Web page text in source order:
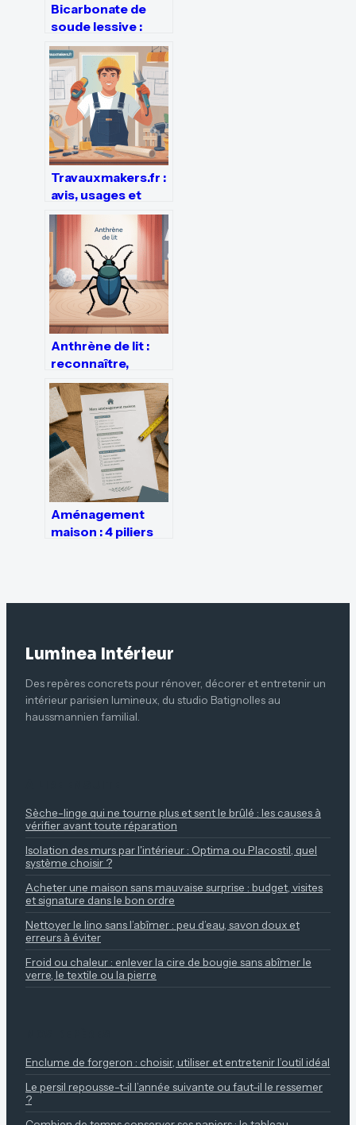
Bicarbonate de
soude lessive :
usages, dosages
et erreurs à éviter
Travauxmakers.fr :
avis, usages et
alternatives pour
réussir vos
travaux
Anthrène de lit :
reconnaître,
traiter et éviter les
confusions
Aménagement
maison : 4 piliers
équipements
Luminea Intérieur
Des repères concrets pour rénover, décorer et entretenir un
intérieur parisien lumineux, du studio Batignolles au
haussmannien familial.
Sèche-linge qui ne tourne plus et sent le brûlé : les causes à
vérifier avant toute réparation
Isolation des murs par l'intérieur : Optima ou Placostil, quel
système choisir ?
Acheter une maison sans mauvaise surprise : budget, visites
et signature dans le bon ordre
Nettoyer le lino sans l’abîmer : peu d’eau, savon doux et
erreurs à éviter
Froid ou chaleur : enlever la cire de bougie sans abîmer le
verre, le textile ou la pierre
Enclume de forgeron : choisir, utiliser et entretenir l’outil idéal
Le persil repousse-t-il l’année suivante ou faut-il le ressemer
?